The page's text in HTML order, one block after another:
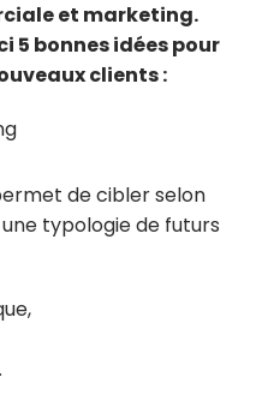
et marketing.
5 bonnes idées pour
clients :
de cibler selon
typologie de futurs